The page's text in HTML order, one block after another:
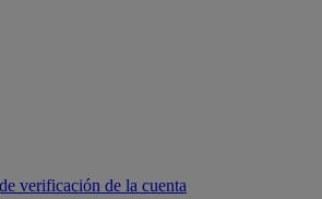
verificación de la cuenta